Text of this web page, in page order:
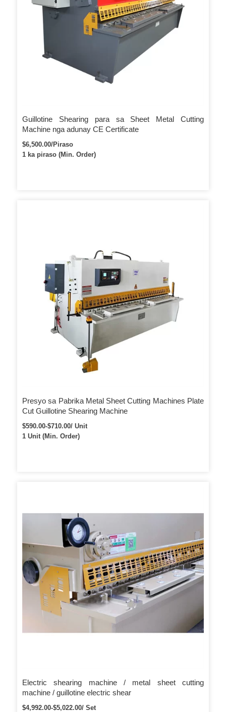
Guillotine Shearing para sa Sheet Metal Cutting
Machine nga adunay CE Certificate
$6,500.00/Piraso
1 ka piraso (Min. Order)
Presyo sa Pabrika Metal Sheet Cutting Machines Plate
Cut Guillotine Shearing Machine
$590.00-$710.00/ Unit
1 Unit (Min. Order)
Electric shearing machine / metal sheet cutting
machine / guillotine electric shear
$4,992.00-$5,022.00/ Set